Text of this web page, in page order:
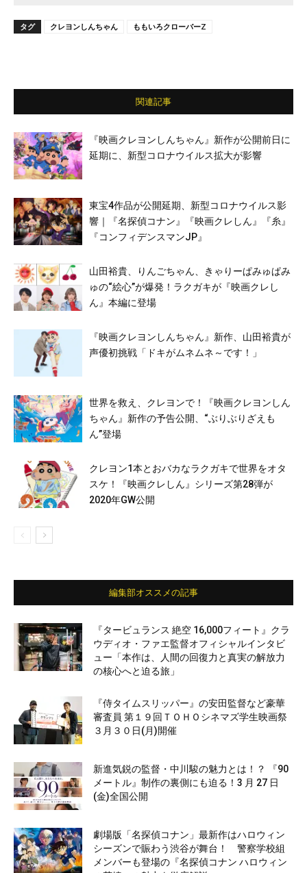
タグ クレヨンしんちゃん ももいろクローバーZ
関連記事
『映画クレヨンしんちゃん』新作が公開前日に
延期に、新型コロナウイルス拡大が影響
東宝4作品が公開延期、新型コロナウイルス影
響｜『名探偵コナン』『映画クレしん』『糸』
『コンフィデンスマンJP』
山田裕貴、りんごちゃん、きゃりーぱみゅぱみ
ゅの“絵心”が爆発！ラクガキが『映画クレし
ん』本編に登場
『映画クレヨンしんちゃん』新作、山田裕貴が
声優初挑戦「ドキがムネムネ～です！」
世界を救え、クレヨンで！『映画クレヨンしん
ちゃん』新作の予告公開、“ぶりぶりざえも
ん”登場
クレヨン1本とおバカなラクガキで世界をオタ
スケ！『映画クレしん』シリーズ第28弾が
2020年GW公開
編集部オススメの記事
『タービュランス 絶空 16,000フィート』クラ
ウディオ・ファエ監督オフィシャルインタビ
ュー「本作は、人間の回復力と真実の解放力
の核心へと迫る旅」
『侍タイムスリッパー』の安田監督など豪華
審査員 第１９回ＴＯＨＯシネマズ学生映画祭
３月３０日(月)開催
新進気鋭の監督・中川駿の魅力とは！？ 『90
メートル』制作の裏側にも迫る！3 月 27 日
(金)全国公開
劇場版「名探偵コナン」最新作はハロウィン
シーズンで賑わう渋谷が舞台！ 警察学校組
メンバーも登場の『名探偵コナン ハロウィン